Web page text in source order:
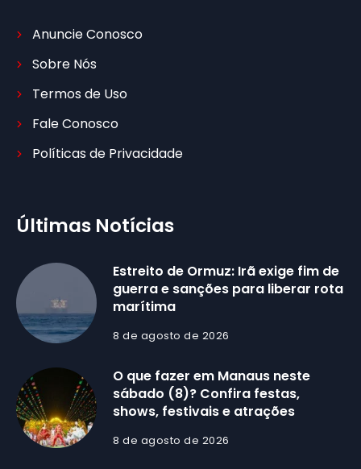
Anuncie Conosco
Sobre Nós
Termos de Uso
Fale Conosco
Políticas de Privacidade
Últimas Notícias
Estreito de Ormuz: Irã exige fim de
guerra e sanções para liberar rota
marítima
8 de agosto de 2026
O que fazer em Manaus neste
sábado (8)? Confira festas,
shows, festivais e atrações
8 de agosto de 2026